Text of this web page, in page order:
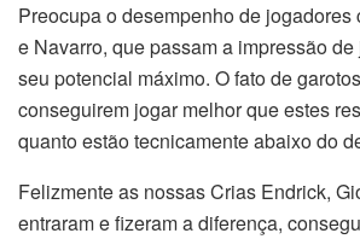
Preocupa o desempenho de
e Navarro, que passam a impressão
seu potencial máximo. O fato de
conseguirem jogar melhor que estes
quanto estão tecnicamente abaixo do
Felizmente as nossas Crias Endrick,
entraram e fizeram a diferença,